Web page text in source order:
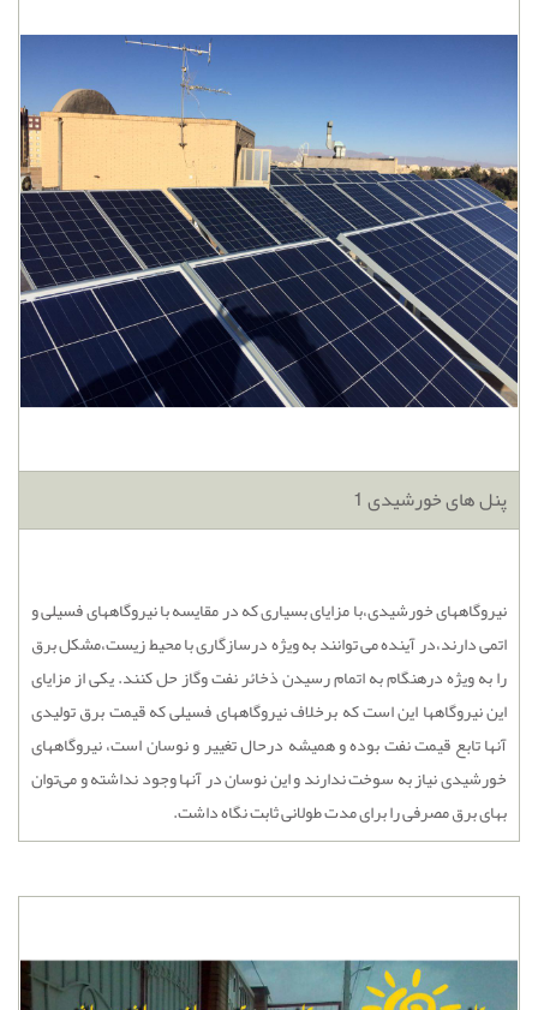
پنل های خورشیدی 1
نیروگاههای خورشیدی،با مزایای بسیاری که در مقایسه با نیروگاههای فسیلی و
اتمی دارند،در آینده می توانند به ویژه درسازگاری با محیط زیست،مشکل برق
را به ویژه درهنگام به اتمام رسیدن ذخائر نفت وگاز حل کنند. یکی از مزایای
این نیروگاهها این است که برخلاف نیروگاههای فسیلی که قیمت برق تولیدی
آنها تابع قیمت نفت بوده و همیشه درحال تغییر و نوسان است، نیروگاههای
خورشیدی نیاز به سوخت ندارند و این نوسان در آنها وجود نداشته و می‌توان
بهای برق مصرفی را برای مدت طولانی ثابت نگاه داشت.